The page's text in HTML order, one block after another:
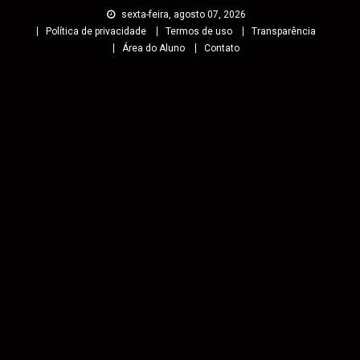
sexta-feira, agosto 07, 2026
Política de privacidade
Termos de uso
Transparência
Área do Aluno
Contato